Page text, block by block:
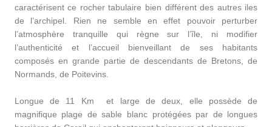
caractérisent ce rocher tabulaire bien différent des autres iles
de l’archipel. Rien ne semble en effet pouvoir perturber
l’atmosphère tranquille qui règne sur l’île, ni modifier
l’authenticité et l’accueil bienveillant de ses habitants
composés en grande partie de descendants de Bretons, de
Normands, de Poitevins.
Longue de 11 Km et large de deux, elle possède de
magnifique plage de sable blanc protégées par de longues